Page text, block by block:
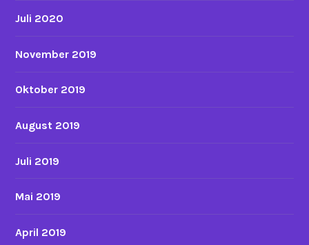
Juli 2020
November 2019
Oktober 2019
August 2019
Juli 2019
Mai 2019
April 2019